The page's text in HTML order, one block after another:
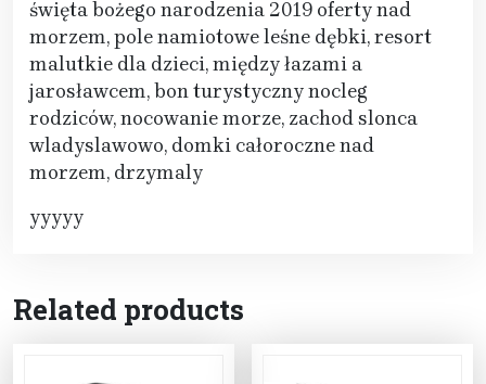
święta bożego narodzenia 2019 oferty nad
morzem, pole namiotowe leśne dębki, resort
malutkie dla dzieci, między łazami a
jarosławcem, bon turystyczny nocleg
rodziców, nocowanie morze, zachod slonca
wladyslawowo, domki całoroczne nad
morzem, drzymaly
yyyyy
Related products